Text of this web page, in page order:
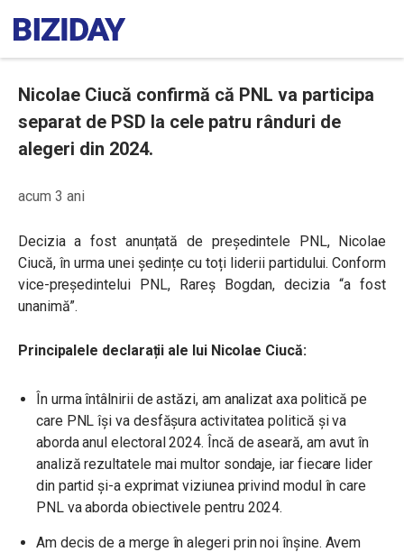
Nicolae Ciucă confirmă că PNL va participa
separat de PSD la cele patru rânduri de
alegeri din 2024.
acum 3 ani
Decizia a fost anunțată de președintele PNL, Nicolae
Ciucă, în urma unei ședințe cu toți liderii partidului. Conform
vice-președintelui PNL, Rareș Bogdan, decizia “a fost
unanimă”.
Principalele declarații ale lui Nicolae Ciucă:
În urma întâlnirii de astăzi, am analizat axa politică pe
care PNL își va desfășura activitatea politică și va
aborda anul electoral 2024. Încă de aseară, am avut în
analiză rezultatele mai multor sondaje, iar fiecare lider
din partid și-a exprimat viziunea privind modul în care
PNL va aborda obiectivele pentru 2024.
Am decis de a merge în alegeri prin noi înșine. Avem